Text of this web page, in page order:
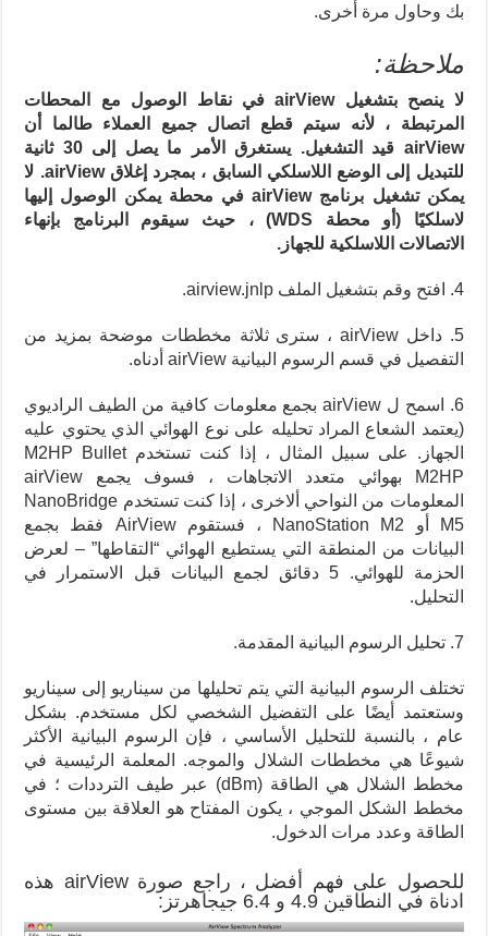
بك وحاول مرة أخرى.
ملاحظة:
لا ينصح بتشغيل airView في نقاط الوصول مع المحطات
المرتبطة ، لأنه سيتم قطع اتصال جميع العملاء طالما أن
airView قيد التشغيل. يستغرق الأمر ما يصل إلى 30 ثانية
للتبديل إلى الوضع اللاسلكي السابق ، بمجرد إغلاق airView. لا
يمكن تشغيل برنامج airView في محطة يمكن الوصول إليها
لاسلكيًا (أو محطة WDS) ، حيث سيقوم البرنامج بإنهاء
الاتصالات اللاسلكية للجهاز.
4. افتح وقم بتشغيل الملف airview.jnlp.
5. داخل airView ، سترى ثلاثة مخططات موضحة بمزيد من
التفصيل في قسم الرسوم البيانية airView أدناه.
6. اسمح ل airView بجمع معلومات كافية من الطيف الراديوي
(يعتمد الشعاع المراد تحليله على نوع الهوائي الذي يحتوي عليه
الجهاز. على سبيل المثال ، إذا كنت تستخدم M2HP Bullet
M2HP بهوائي متعدد الاتجاهات ، فسوف يجمع airView
المعلومات من النواحي ألاخرى ، إذا كنت تستخدم NanoBridge
M5 أو NanoStation M2 ، فستقوم AirView فقط بجمع
البيانات من المنطقة التي يستطيع الهوائي “التقاطها” – لعرض
الحزمة للهوائي. 5 دقائق لجمع البيانات قبل الاستمرار في
التحليل.
7. تحليل الرسوم البيانية المقدمة.
تختلف الرسوم البيانية التي يتم تحليلها من سيناريو إلى سيناريو
وستعتمد أيضًا على التفضيل الشخصي لكل مستخدم. بشكل
عام ، بالنسبة للتحليل الأساسي ، فإن الرسوم البيانية الأكثر
شيوعًا هي مخططات الشلال والموجه. المعلمة الرئيسية في
مخطط الشلال هي الطاقة (dBm) عبر طيف الترددات ؛ في
مخطط الشكل الموجي ، يكون المفتاح هو العلاقة بين مستوى
الطاقة وعدد مرات الدخول.
للحصول على فهم أفضل ، راجع صورة airView هذه
ادناة في النطاقين 4.9 و 6.4 جيجاهرتز: